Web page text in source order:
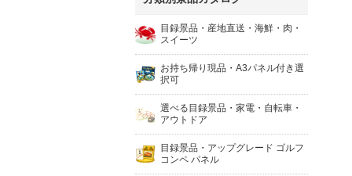
目録景品・産地直送・海鮮・肉・
スイーツ
お持ち帰り現品・A3パネル付き選
択可
選べる目録景品・家電・自転車・
アウトドア
目録景品・アップグレード ゴルフ
コンペ パネル